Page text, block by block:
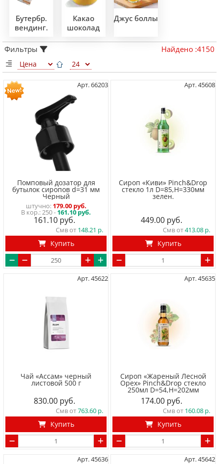
Бутербр.
вендинг.
Какао
шоколад
Джус боллы
Фильтры Найдено :4150
Арт. 66203
Помповый дозатор для
бутылок сиропов d=31 мм
Черный
штучно 179.00 руб.
250 - 161.10 руб.
161.10
Смв от 148.21
Купить
Арт. 45608
Сироп «Киви» Pinch&Drop
стекло 1л D=85,H=330мм
зелен.
449.00
Смв от413.08
Купить
Арт. 45622
Чай «Ассам» черный
листовой 500 г
830.00
Смв от763.60
Купить
Арт. 45635
Сироп «Жареный Лесной
Орех» Pinch&Drop стекло
250мл D=54,H=202мм
174.00
Смв от 160.08
Купить
Арт. 45636 Арт. 45642